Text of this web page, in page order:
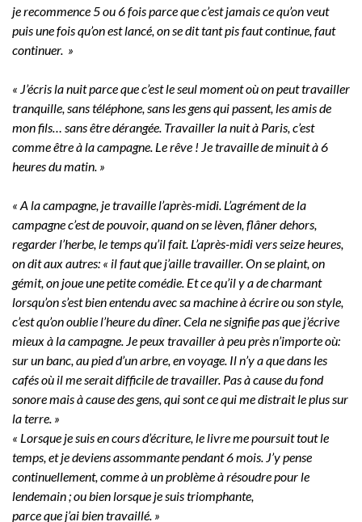
je recommence 5 ou 6 fois parce que c’est jamais ce qu’on veut
puis une fois qu’on est lancé, on se dit tant pis faut continue, faut
continuer. »
« J’écris la nuit parce que c’est le seul moment où on peut travailler
tranquille, sans téléphone, sans les gens qui passent, les amis de
mon fils… sans être dérangée. Travailler la nuit à Paris, c’est
comme être à la campagne. Le rêve ! Je travaille de minuit à 6
heures du matin. »
« A la campagne, je travaille l’après-midi. L’agrément de la
campagne c’est de pouvoir, quand on se lèven, flâner dehors,
regarder l’herbe, le temps qu’il fait. L’après-midi vers seize heures,
on dit aux autres: « il faut que j’aille travailler. On se plaint, on
gémit, on joue une petite comédie. Et ce qu’il y a de charmant
lorsqu’on s’est bien entendu avec sa machine à écrire ou son style,
c’est qu’on oublie l’heure du dîner. Cela ne signifie pas que j’écrive
mieux à la campagne. Je peux travailler à peu près n’importe où:
sur un banc, au pied d’un arbre, en voyage. Il n’y a que dans les
cafés où il me serait difficile de travailler. Pas à cause du fond
sonore mais à cause des gens, qui sont ce qui me distrait le plus sur
la terre. »
« Lorsque je suis en cours d’écriture, le livre me poursuit tout le
temps, et je deviens assommante pendant 6 mois. J’y pense
continuellement, comme à un problème à résoudre pour le
lendemain ; ou bien lorsque je suis triomphante,
parce que j’ai bien travaillé. »